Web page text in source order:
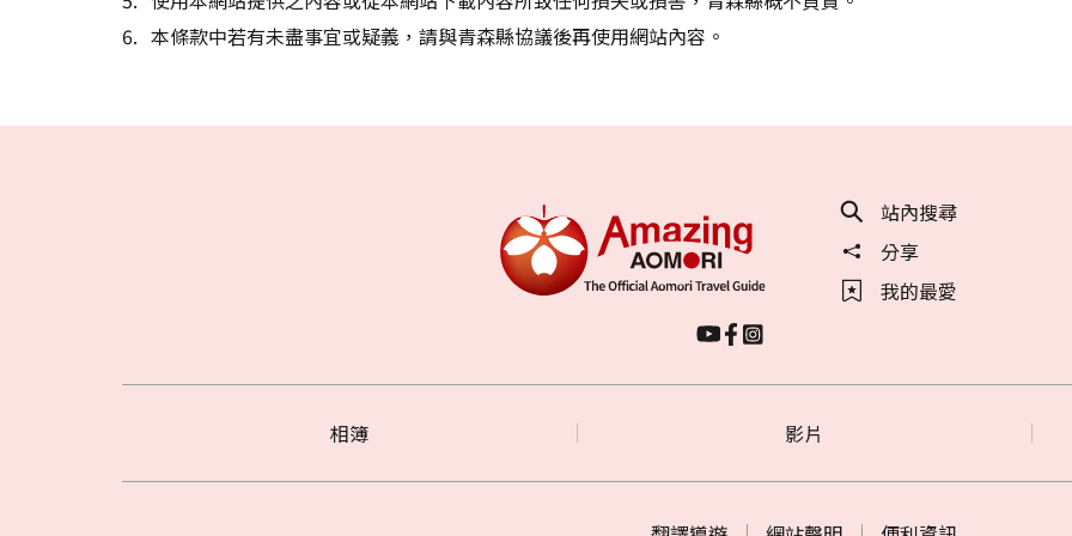
本條款中若有未盡事宜或疑義，請與青森縣協議後再使用網站內容。
站內搜尋
分享
我的最愛
相簿 影片